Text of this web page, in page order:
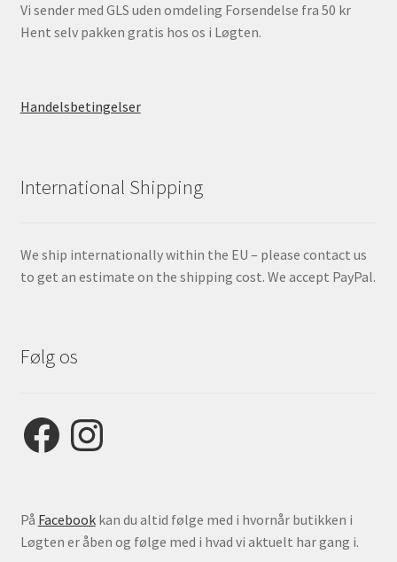
Vi sender med GLS uden omdeling Forsendelse fra 50 kr
Hent selv pakken gratis hos os i Løgten.
Handelsbetingelser
International Shipping
We ship internationally within the EU – please contact us
to get an estimate on the shipping cost. We accept PayPal.
Følg os
FacebookInstagram
På Facebookkan du altid følge med i hvornår butikken i
Løgten er åben og følge med i hvad vi aktuelt har gang i.